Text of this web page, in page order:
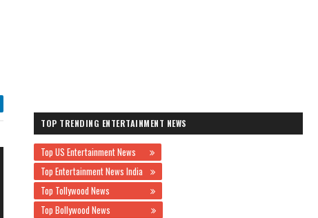
TOP TRENDING ENTERTAINMENT NEWS
Top US Entertainment News
Top Entertainment News India
Top Tollywood News
Top Bollywood News